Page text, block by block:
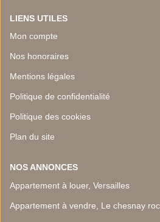
LIENS UTILES
Mon compte
Nos honoraires
Mentions légales
Politique de confidentialité
Politique des cookies
Plan du site
NOS ANNONCES
Appartement à louer, Versailles
Appartement à vendre, Le chesnay